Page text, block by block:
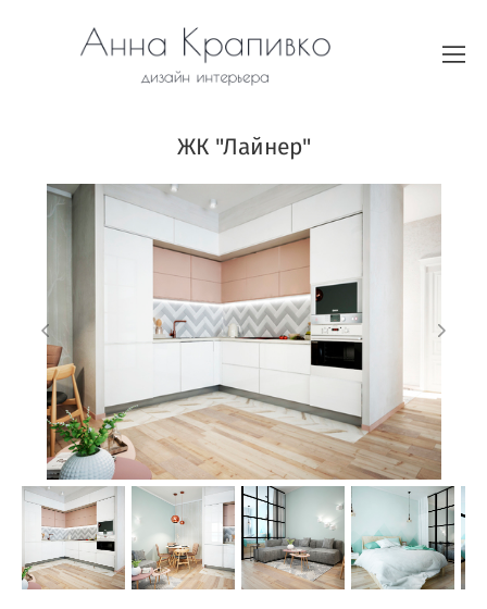
ЖК "Лайнер"